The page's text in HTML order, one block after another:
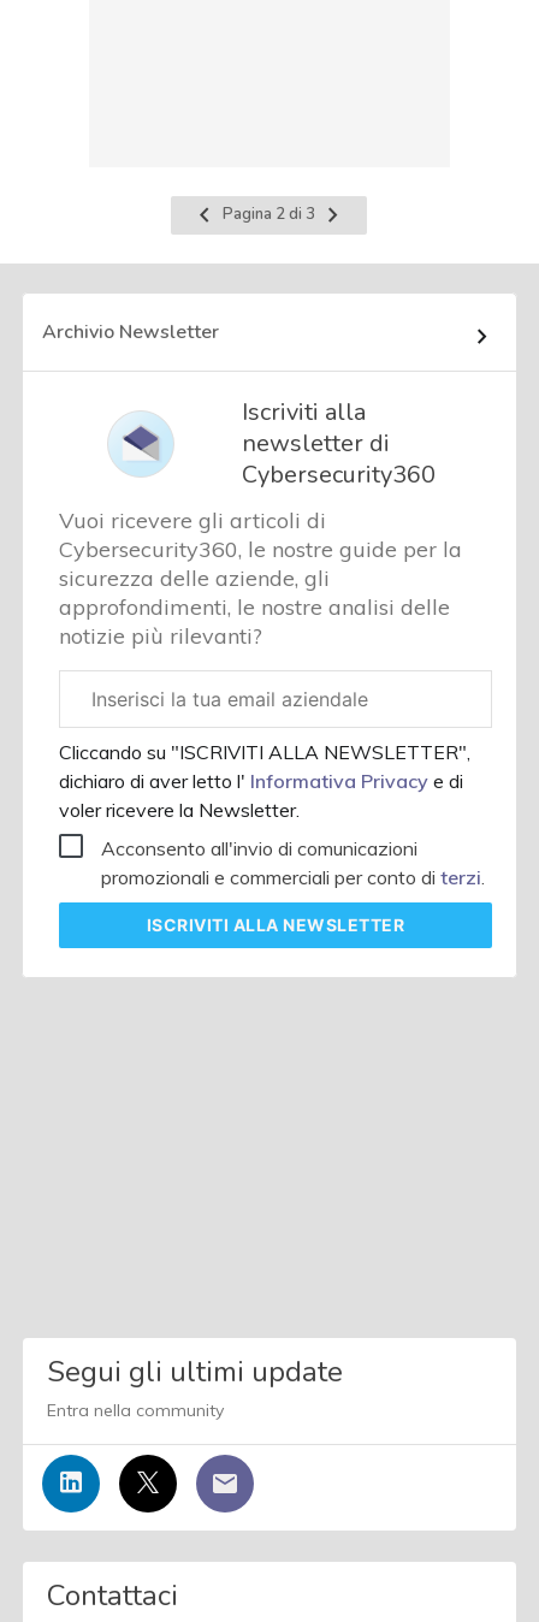
Pagina
precedente
Pagina 2 di 3
Pagina
successiva
Archivio Newsletter
Iscriviti alla
newsletter di
Cybersecurity360
Vuoi ricevere gli articoli di
Cybersecurity360, le nostre guide per la
sicurezza delle aziende, gli
approfondimenti, le nostre analisi delle
notizie più rilevanti?
aziendale
Cliccando su "ISCRIVITI ALLA NEWSLETTER",
dichiaro di aver letto l' Informativa Privacye di
voler ricevere la Newsletter.
Acconsento all'invio di comunicazioni
promozionali e commerciali per conto diterzi.
ISCRIVITI ALLA NEWSLETTER
Segui gli ultimi update
Entra nella community
Contattaci